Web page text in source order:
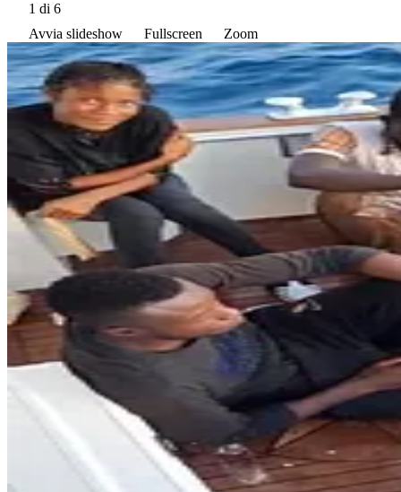
1 di 6
Avvia slideshow
Fullscreen Zoom